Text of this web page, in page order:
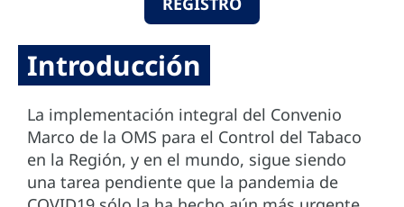
Introducción
La implementación integral del Convenio
Marco de la OMS para el Control del Tabaco
en la Región, y en el mundo, sigue siendo
una tarea pendiente que la pandemia de